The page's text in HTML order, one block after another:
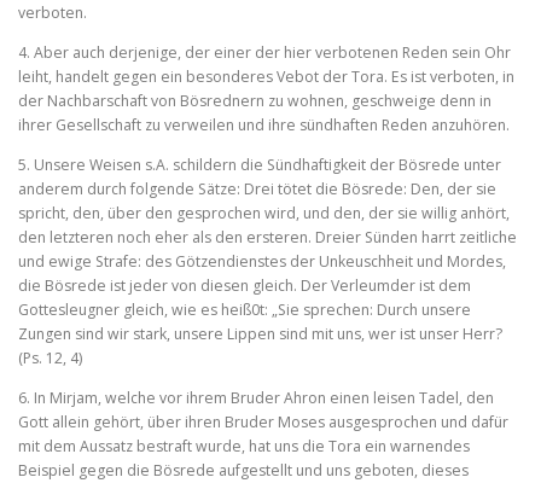
verboten.
4. Aber auch derjenige, der einer der hier verbotenen Reden sein Ohr
leiht, handelt gegen ein besonderes Vebot der Tora. Es ist verboten, in
der Nachbarschaft von Bösrednern zu wohnen, ge­schweige denn in
ihrer Gesellschaft zu verweilen und ihre sünd­haften Reden anzuhören.
5. Unsere Weisen s.A. schildern die Sündhaftigkeit der Bösrede unter
anderem durch folgende Sätze: Drei tötet die Bösrede: Den, der sie
spricht, den, über den gesprochen wird, und den, der sie willig anhört,
den letzteren noch eher als den ersteren. Dreier Sünden harrt zeitliche
und ewige Strafe: des Götzendienstes der Unkeuschheit und Mordes,
die Bösrede ist jeder von diesen gleich. Der Verleumder ist dem
Gottesleugner gleich, wie es heiß0t: „Sie sprechen: Durch unsere
Zungen sind wir stark, unsere Lippen sind mit uns, wer ist unser Herr?
(Ps. 12, 4)
6. In Mirjam, welche vor ihrem Bruder Ahron einen leisen Tadel, den
Gott allein gehört, über ihren Bruder Moses ausgesprochen und dafür
mit dem Aussatz bestraft wurde, hat uns die Tora ein war­nendes
Beispiel gegen die Bösrede aufgestellt und uns geboten, dieses